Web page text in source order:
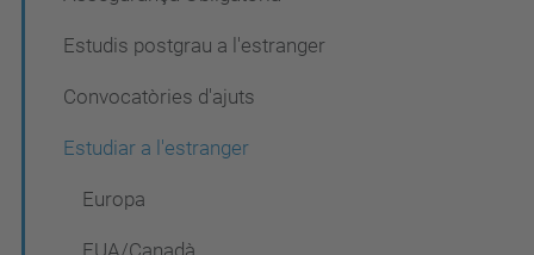
Estudis postgrau a l'estranger
Convocatòries d'ajuts
Estudiar a l'estranger
Europa
EUA/Canadà